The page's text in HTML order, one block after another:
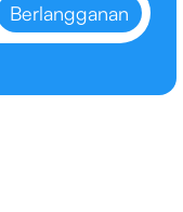
Berlangganan